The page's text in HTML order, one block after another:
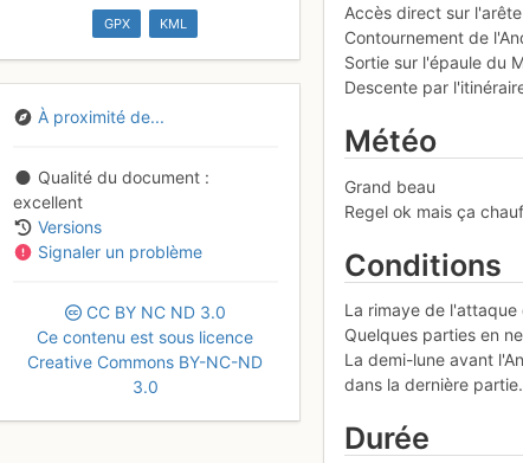
GPX KML
À proximité de...
Qualité du document
excellent
Versions
Signaler un problème
CC BY NC ND 3.0
Ce contenu est sous licence
Creative Commons BY-NC-ND
3.0
Accès direct sur l'arête
Contournement de
Sortie sur l'épaule du
Descente par
Météo
Grand beau
Regel ok mais ça
Conditions
La rimaye de
Quelques parties en
La demi-lune avant
dans la dernière partie.
Durée